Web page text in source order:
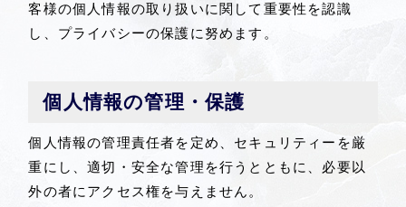
来店予約
客様の個人情報の取り扱いに関して重要性を認識
し、プライバシーの保護に努めます。
個人情報の管理・保護
個人情報の管理責任者を定め、セキュリティーを厳
重にし、適切・安全な管理を行うとともに、必要以
外の者にアクセス権を与えません。